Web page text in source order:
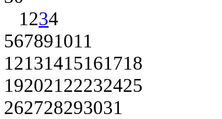
1234
567891011
12131415161718
19202122232425
262728293031